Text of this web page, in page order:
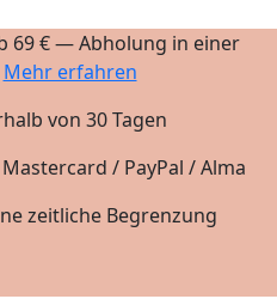
69 € — Abholung in einer
Mehr erfahren
von 30 Tagen
/ PayPal / Alma
zeitliche Begrenzung